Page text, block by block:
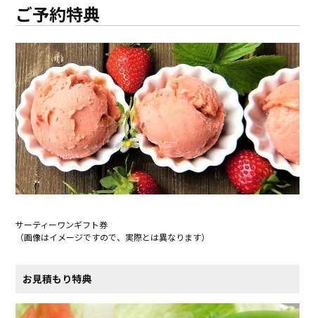
ご予約特典
サーティーワンギフト券
（画像はイメージですので、実際とは異なります）
お見積もり特典